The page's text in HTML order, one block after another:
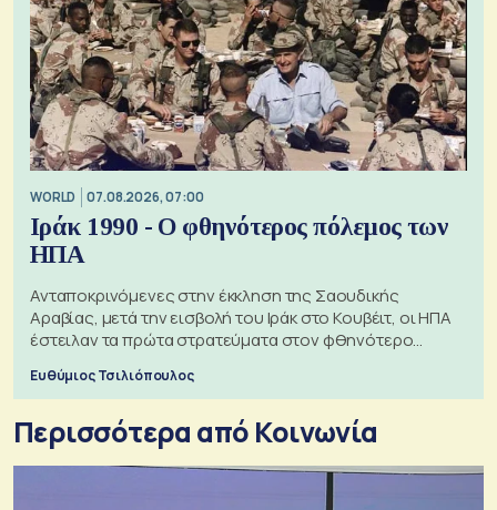
WORLD 07.08.2026, 07:00
Ιράκ 1990 - Ο φθηνότερος πόλεμος των
ΗΠΑ
Ανταποκρινόμενες στην έκκληση της Σαουδικής
Αραβίας, μετά την εισβολή του Ιράκ στο Κουβέιτ, οι ΗΠΑ
έστειλαν τα πρώτα στρατεύματα στον φθηνότερο
Ευθύμιος Τσιλιόπουλος
Περισσότερα από Κοινωνία